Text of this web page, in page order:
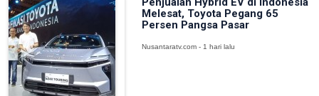
Melesat, Toyota Pegang 65
Persen Pangsa Pasar
Nusantaratv.com - 1 hari lalu